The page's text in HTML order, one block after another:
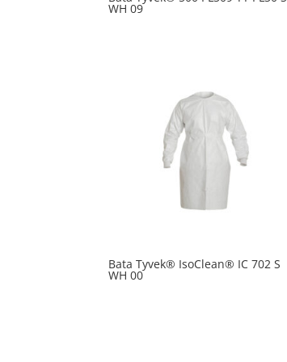
WH 09
Bata Tyvek® IsoClean® IC 702 S
WH 00